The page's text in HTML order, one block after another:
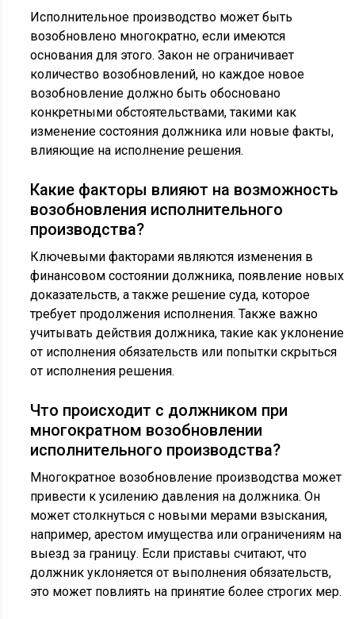
Исполнительное производство может быть
возобновлено многократно, если имеются
основания для этого. Закон не ограничивает
количество возобновлений, но каждое новое
возобновление должно быть обосновано
конкретными обстоятельствами, такими как
изменение состояния должника или новые факты,
влияющие на исполнение решения.
Какие факторы влияют на возможность
возобновления исполнительного
производства?
Ключевыми факторами являются изменения в
финансовом состоянии должника, появление новых
доказательств, а также решение суда, которое
требует продолжения исполнения. Также важно
учитывать действия должника, такие как уклонение
от исполнения обязательств или попытки скрыться
от исполнения решения.
Что происходит с должником при
многократном возобновлении
исполнительного производства?
Многократное возобновление производства может
привести к усилению давления на должника. Он
может столкнуться с новыми мерами взыскания,
например, арестом имущества или ограничениям на
выезд за границу. Если приставы считают, что
должник уклоняется от выполнения обязательств,
это может повлиять на принятие более строгих мер.